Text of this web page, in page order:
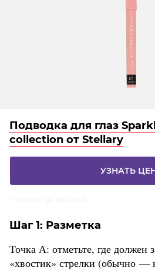
Подводка для глаз
collection от Stellary
УЗНАТЬ
Шаг 1: Разметка
Точка А: отметьте, где должен
«хвостик» стрелки (обычно —